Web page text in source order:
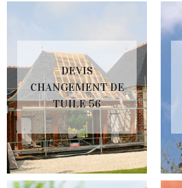
DEVIS
CHANGEMENT DE
TUILE 56